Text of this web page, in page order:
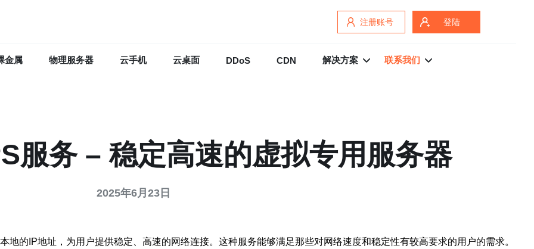
注册账号 登陆
金属 物理服务器 云手机 云桌面 DDoS CDN 解决方案 联系我们
服务 – 稳定高速的虚拟专用服务器
2025年6月23日
地的IP地址，为用户提供稳定、高速的网络连接。这种服务能够满足那些对网络速度和稳定性有较高要求的用户的需求。